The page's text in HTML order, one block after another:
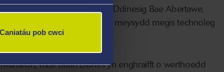
Caniatáu pob cwci
prosiect Campysau Bargen Ddinesig Bae Abertawe,
a thwf busnes mewn meysydd megis technoleg
mae Brian Davies yn enghraifft o werthoedd